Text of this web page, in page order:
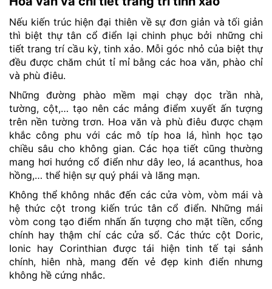
Nếu kiến trúc hiện đại thiên về sự đơn giản và tối giản
thì biệt thự tân cổ điển lại chinh phục bởi những chi
tiết trang trí cầu kỳ, tinh xảo. Mỗi góc nhỏ của biệt thự
đều được chăm chút tỉ mỉ bằng các hoa văn, phào chỉ
và phù điêu.
Những đường phào mềm mại chạy dọc trần nhà,
tường, cột,… tạo nên các mảng điểm xuyết ấn tượng
trên nền tường trơn. Hoa văn và phù điêu được chạm
khắc công phu với các mô típ hoa lá, hình học tạo
chiều sâu cho không gian. Các họa tiết cũng thường
mang hơi hướng cổ điển như dây leo, lá acanthus, hoa
hồng,… thể hiện sự quý phái và lãng mạn.
Không thể không nhắc đến các cửa vòm, vòm mái và
hệ thức cột trong kiến trúc tân cổ điển. Những mái
vòm cong tạo điểm nhấn ấn tượng cho mặt tiền, cổng
chính hay thậm chí các cửa sổ. Các thức cột Doric,
Ionic hay Corinthian được tái hiện tinh tế tại sảnh
chính, hiên nhà, mang đến vẻ đẹp kinh điển nhưng
không hề cứng nhắc.